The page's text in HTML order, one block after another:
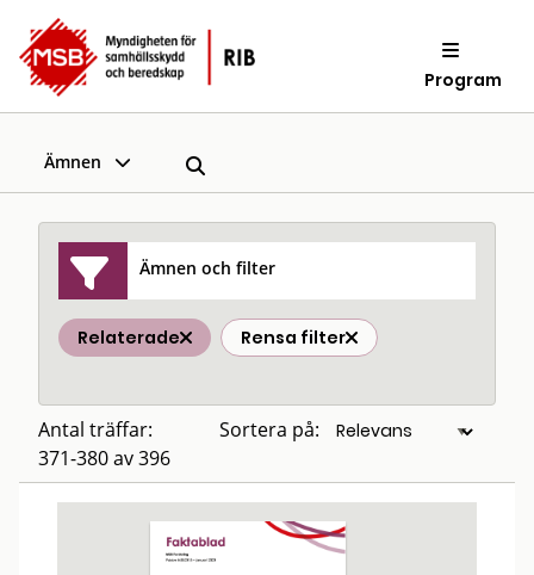
Program
Ämnen
Ämnen och filter
Relaterade Rensa filter
Antal träffar:
371-380 av 396
Sortera på: